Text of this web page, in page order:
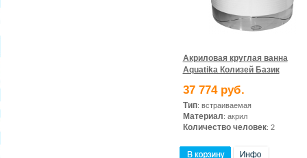
Акриловая круглая ванна
Aquatika Колизей Базик
37 774 руб.
Тип: встраиваемая
Материал: акрил
Количество человек: 2